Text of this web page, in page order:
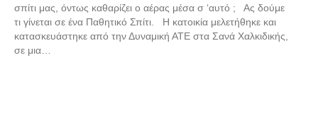
σπίτι μας, όντως καθαρίζει ο αέρας μέσα σ ‘αυτό ; Ας δούμε
τι γίνεται σε ένα Παθητικό Σπίτι. Η κατοικία μελετήθηκε και
κατασκευάστηκε από την Δυναμική ΑΤΕ στα Σανά Χαλκιδικής,
σε μια…